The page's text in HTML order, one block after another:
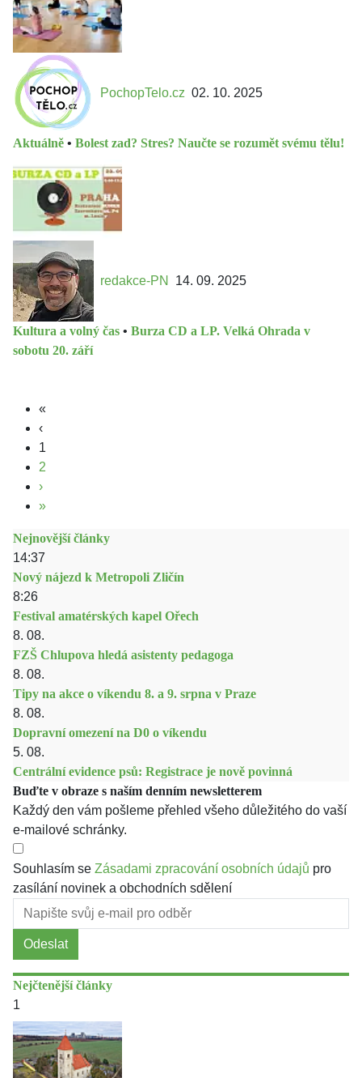
PochopTelo.cz 02. 10. 2025
Aktuálně • Bolest zad? Stres? Naučte se rozumět svému tělu!
redakce-PN 14. 09. 2025
Kultura a volný čas • Burza CD a LP. Velká Ohrada v
sobotu 20. září
«
‹
1
2
›
»
Nejnovější články
14:37
Nový nájezd k Metropoli Zličín
8:26
Festival amatérských kapel Ořech
8. 08.
FZŠ Chlupova hledá asistenty pedagoga
8. 08.
Tipy na akce o víkendu 8. a 9. srpna v Praze
8. 08.
Dopravní omezení na D0 o víkendu
5. 08.
Centrální evidence psů: Registrace je nově povinná
Buďte v obraze s naším denním newsletterem
Každý den vám pošleme přehled všeho důležitého do vaší
e-mailové schránky.
Souhlasím se Zásadami zpracování osobních údajů pro
zasílání novinek a obchodních sdělení
Odeslat
Nejčtenější články
1